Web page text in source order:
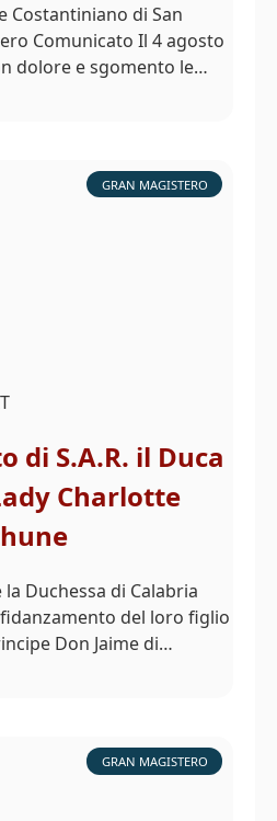
Costantiniano di San
Comunicato Il 4 agosto
dolore e sgomento le…
GRAN MAGISTERO
di S.A.R. il Duca
Charlotte
la Duchessa di Calabria
del loro figlio
Don Jaime di…
GRAN MAGISTERO